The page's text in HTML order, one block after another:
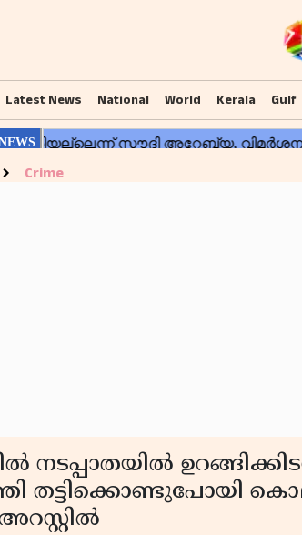
Latest News National World Kerala Gulf
Crime
നടപ്പാതയിൽ
തട്ടിക്കൊണ്ടുപോയി